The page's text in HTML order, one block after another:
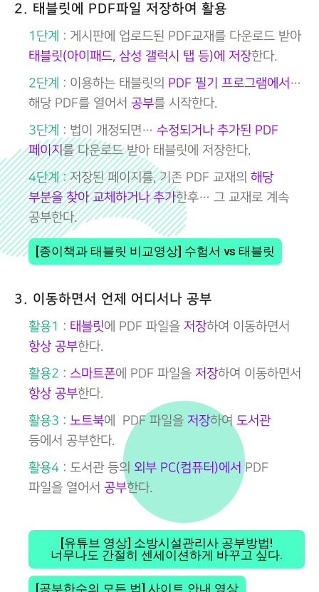
2. 태블릿에 PDF파일 저장하여 활용
1단계
: 게시판에 업로드된 PDF교재를 다운로드 받아
태블릿(아이패드, 삼성 갤럭시 탭 등)에 저장한다.
2단계
: 이용하는 태블릿의 PDF 필기 프로그램에서 …
해당 PDF를 열어서 공부를 시작한다.
3단계
: 법이 개정되면… 수정되거나 추가된 PDF
페이지를 다운로드 받아 태블릿에 저장한다.
4단계: 저장된 페이지를, 기존 PDF 교재의 해당
부분을 찾아 교체하거나 추가한후… 그 교재로 계속
공부한다.
[종이책과 태블릿 비교영상] 수험서 vs 태블릿
3. 이동하면서 언제 어디서나 공부
활용1 : 태블릿에 PDF 파일을 저장하여 이동하면서
항상 공부한다.
활용2 : 스마트폰에 PDF 파일을 저장하여 이동하면서
항상 공부한다.
활용3 : 노트북에 PDF 파일을 저장하여 도서관
등에서 공부한다.
활용4 : 도서관 등의 외부 PC(컴퓨터)에서 PDF
파일을 열어서 공부한다.
[유튜브 영상] 소방시설관리사 공부방법!
너무나도 간절히 센세이션하게 바꾸고 싶다.
[공부한수의 모든 법] 사이트 안내 영상